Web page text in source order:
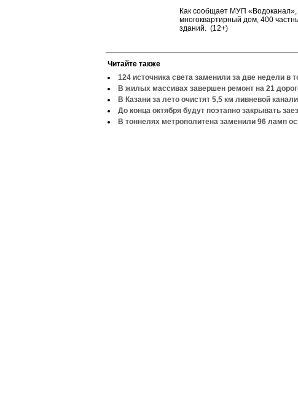
Как сообщает МУП «Водоканал»,
многоквартирный дом, 400
зданий. (12+)
Читайте также
124 источника света заменили за две недели в
В жилых массивах завершен ремонт на 21
В Казани за лето очистят 5,5 км ливневой
До конца октября будут поэтапно закрывать
В тоннелях метрополитена заменили 96 ламп